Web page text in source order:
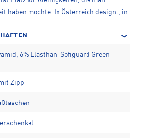
haben möchte. In Österreich designt, in
6% Elasthan, Sofiguard Green
Zipp